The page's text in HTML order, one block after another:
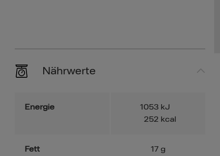
Nährwerte
Energie 1053 kJ
252 kcal
Fett
17 g